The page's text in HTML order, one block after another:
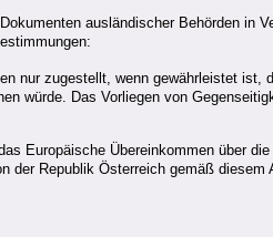
ausländischer Behörden in
nur zugestellt, wenn gewährleistet
würde. Das Vorliegen von
Europäische Übereinkommen über
der Republik Österreich gemäß